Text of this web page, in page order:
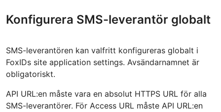
Konfigurera SMS-leverantör globalt
SMS-leverantören kan valfritt konfigureras globalt i
FoxIDs site application settings. Avsändarnamnet är
obligatoriskt.
API URL:en måste vara en absolut HTTPS URL för alla
SMS-leverantörer. För Access URL måste API URL:en